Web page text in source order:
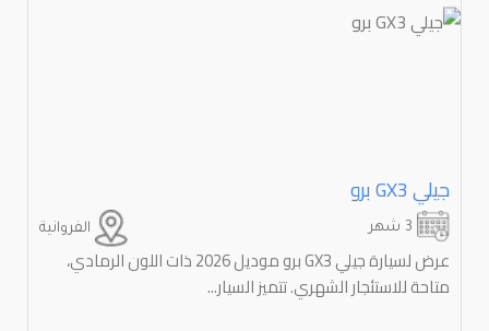
جيلي ⁦GX3⁩ برو
الفروانية
عرض لسيارة جيلي GX3 برو موديل 2026 ذات اللون الرمادي،
متاحة للاستئجار الشهري. تتميز السيار...